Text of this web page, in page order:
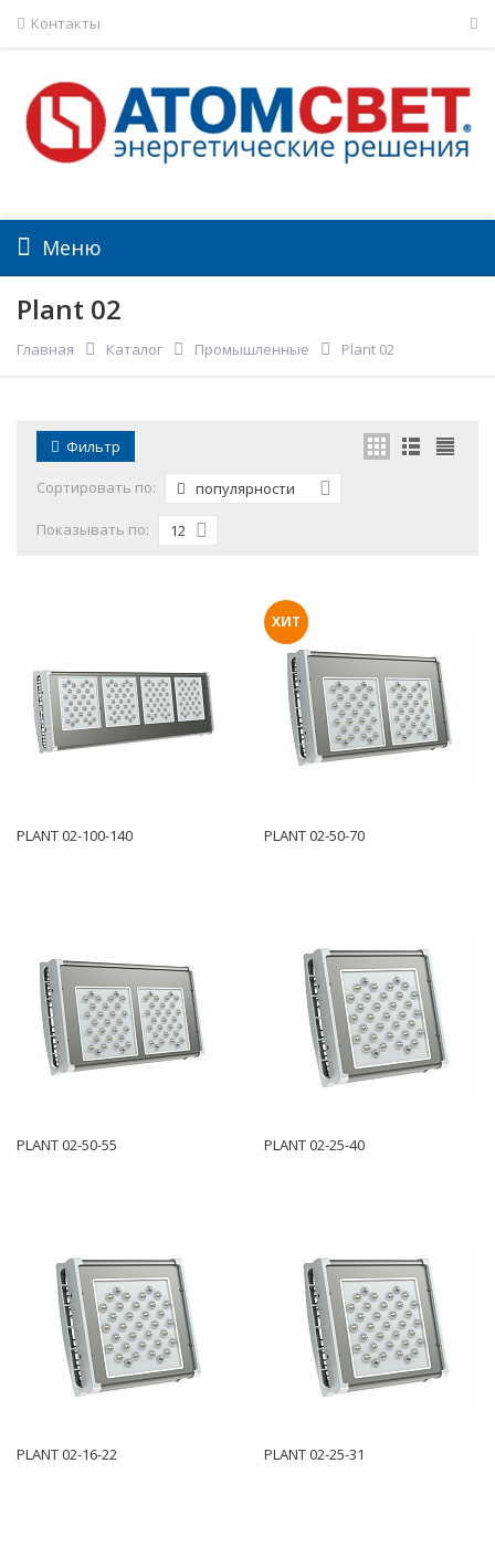
Контакты
Меню
Plant 02
Главная Каталог Промышленные Plant 02
Фильтр
Сортировать по: популярности
Показывать по: 12
PLANT 02-100-140
ХИТ
PLANT 02-50-70
PLANT 02-50-55 PLANT 02-25-40
PLANT 02-16-22 PLANT 02-25-31